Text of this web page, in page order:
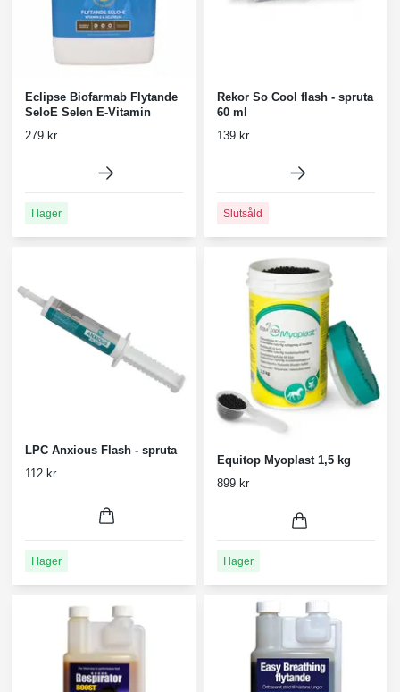
Eclipse Biofarmab Flytande
SeloE Selen E-Vitamin
279 kr
I lager
Rekor So Cool flash - spruta
60 ml
139 kr
Slutsåld
LPC Anxious Flash - spruta
112 kr
I lager
Equitop Myoplast 1,5 kg
899 kr
I lager